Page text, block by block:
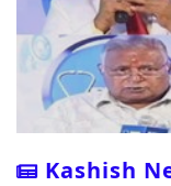
Kashish